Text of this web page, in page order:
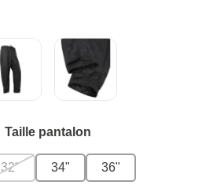
Taille pantalon
32" 34" 36"